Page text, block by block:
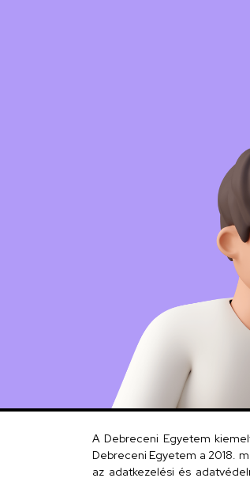
A Debreceni Egyetem
Debreceni Egyetem a 2018.
az adatkezelési és